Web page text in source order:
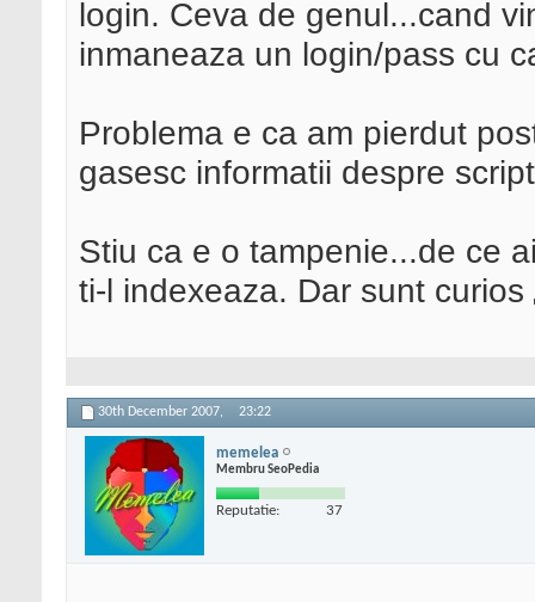
login. Ceva de genul...cand
inmaneaza un login/pass cu
Problema e ca am pierdut
gasesc informatii despre
Stiu ca e o tampenie...de ce
ti-l indexeaza. Dar sunt curios
30th December 2007, 23:22
memelea
Membru SeoPedia
Reputatie: 37